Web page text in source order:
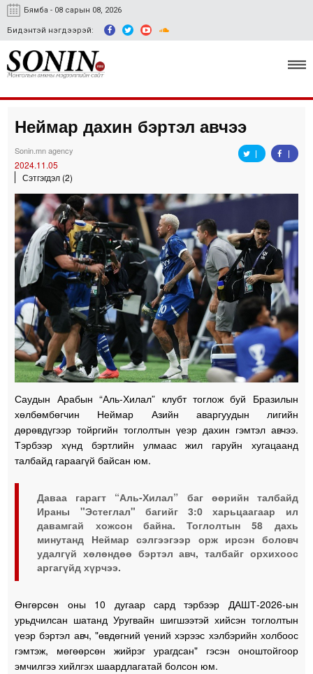
Бямба - 08 сарын 08, 2026
Бидэнтэй нэгдээрэй:
Улс төр, эдийн засаг
Спорт
Easy news
Неймар дахин бэртэл авчээ
Sonin.mn agency
2024.11.05
Сэтгэгдэл (2)
Саудын Арабын “Аль-Хилал” клубт тоглож буй Бразилын
хөлбөмбөгчин Неймар Азийн аваргуудын лигийн
дөрөвдүгээр тойргийн тоглолтын үеэр дахин гэмтэл авчээ.
Тэрбээр хүнд бэртлийн улмаас жил гаруйн хугацаанд
талбайд гараагүй байсан юм.
Даваа гарагт “Аль-Хилал” баг өөрийн талбайд
Ираны "Эстеглал" багийг 3:0 харьцаагаар ил
давамгай хожсон байна. Тоглолтын 58 дахь
минутанд Неймар сэлгээгээр орж ирсэн боловч
удалгүй хөлөндөө бэртэл авч, талбайг орхихоос
аргагүйд хүрчээ.
Өнгөрсөн оны 10 дугаар сард тэрбээр ДАШТ-2026-ын
урьдчилсан шатанд Уругвайн шигшээтэй хийсэн тоглолтын
үеэр бэртэл авч, "өвдөгний үений хэрээс хэлбэрийн холбоос
гэмтэж, мөгөөрсөн жийрэг урагдсан" гэсэн оноштойгоор
эмчилгээ хийлгэх шаардлагатай болсон юм.